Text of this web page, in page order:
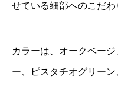
せている細部へのこだわ
カラーは、オークベー
ー、ピスタチオグリー